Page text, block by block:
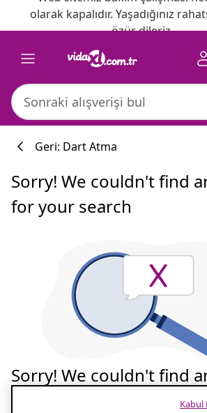
olarak kapalıdır. Yaşadığınız
özür dileriz.
Geri: Dart Atma
Sorry! We couldn't find
for your search
Sorry! We couldn't find
Kabul